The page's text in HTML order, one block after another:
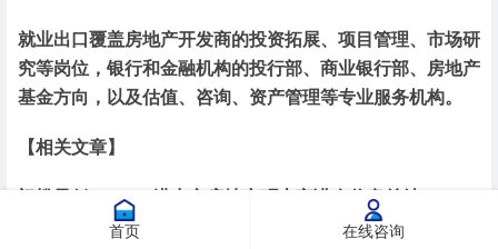
就业出口覆盖房地产开发商的投资拓展、项目管理、市场研
究等岗位，银行和金融机构的投行部、商业银行部、房地产
基金方向，以及估值、咨询、资产管理等专业服务机构。
【相关文章】
门槛最低？26Fall港中文房地产硕士宣讲会信息总结
首页 在线咨询